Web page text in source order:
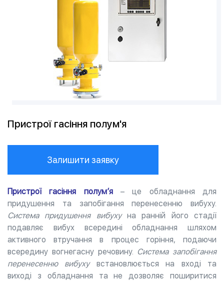
Пристрої гасіння полум'я
Залишити заявку
Пристрої гасіння полум’я– це обладнання для
придушення та запобігання перенесенню вибуху.
Система придушення вибухуна ранній його стадії
подавляє вибух всередині обладнання шляхом
активного втручання в процес горіння, подаючи
всередину вогнегасну речовину. Система запобігання
перенесенню вибухувстановлюється на вході та
виході з обладнання та не дозволяє поширитися